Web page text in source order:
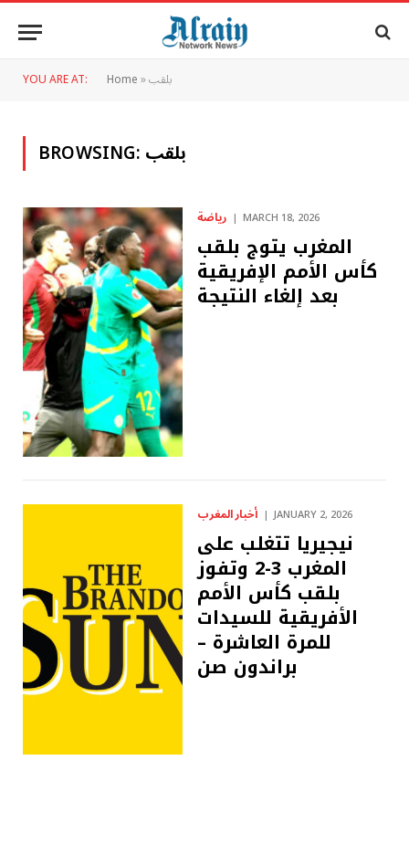
YOU ARE AT: Home»بلقب
BROWSING:بلقب
رياضة MARCH 18, 2026
المغرب يتوج بلقب
كأس الأمم الإفريقية
بعد إلغاء النتيجة
أخبار المغرب JANUARY 2, 2026
نيجيريا تتغلب على
المغرب 3-2 وتفوز
بلقب كأس الأمم
الأفريقية للسيدات
للمرة العاشرة –
براندون صن